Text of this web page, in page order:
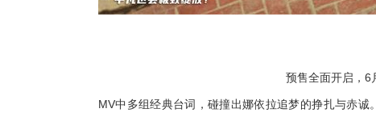
预售全面开启 ， 6
MV中 多组经典台词 ，碰撞出娜依拉追梦的挣扎与赤诚